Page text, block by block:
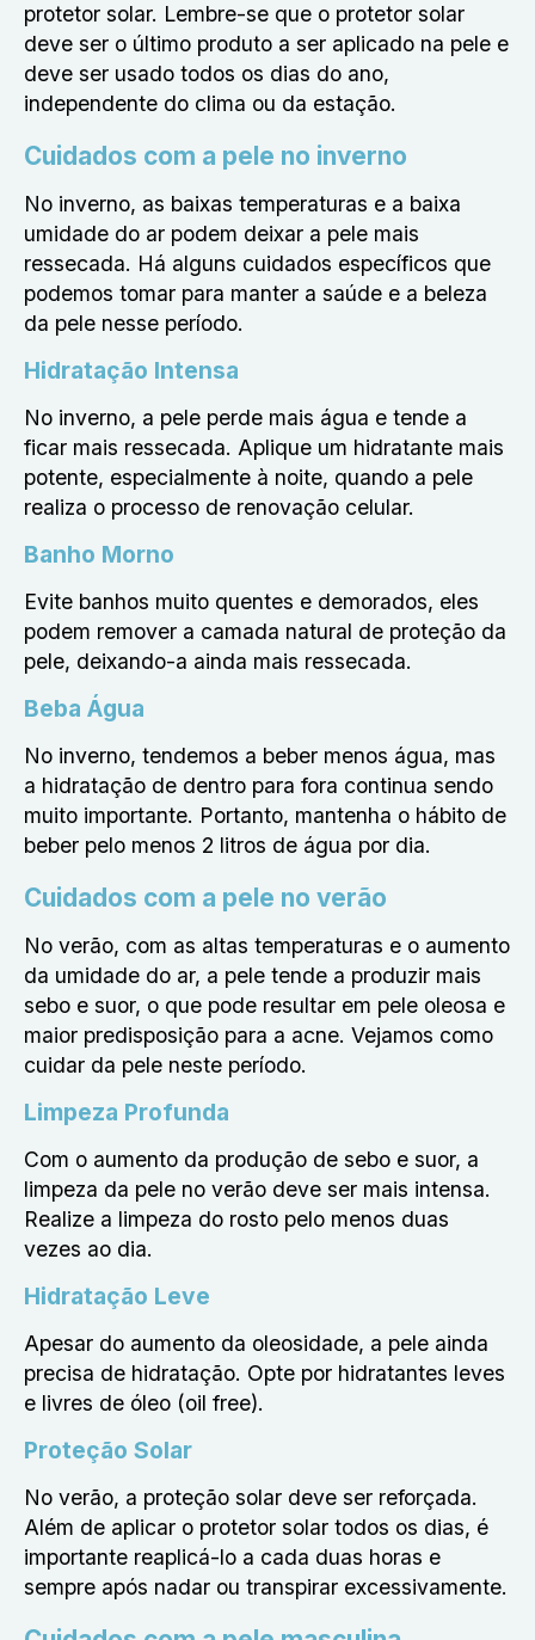
protetor solar. Lembre-se que o protetor solar
deve ser o último produto a ser aplicado na pele e
deve ser usado todos os dias do ano,
independente do clima ou da estação.
Cuidados com a pele no inverno
No inverno, as baixas temperaturas e a baixa
umidade do ar podem deixar a pele mais
ressecada. Há alguns cuidados específicos que
podemos tomar para manter a saúde e a beleza
da pele nesse período.
Hidratação Intensa
No inverno, a pele perde mais água e tende a
ficar mais ressecada. Aplique um hidratante mais
potente, especialmente à noite, quando a pele
realiza o processo de renovação celular.
Banho Morno
Evite banhos muito quentes e demorados, eles
podem remover a camada natural de proteção da
pele, deixando-a ainda mais ressecada.
Beba Água
No inverno, tendemos a beber menos água, mas
a hidratação de dentro para fora continua sendo
muito importante. Portanto, mantenha o hábito de
beber pelo menos 2 litros de água por dia.
Cuidados com a pele no verão
No verão, com as altas temperaturas e o aumento
da umidade do ar, a pele tende a produzir mais
sebo e suor, o que pode resultar em pele oleosa e
maior predisposição para a acne. Vejamos como
cuidar da pele neste período.
Limpeza Profunda
Com o aumento da produção de sebo e suor, a
limpeza da pele no verão deve ser mais intensa.
Realize a limpeza do rosto pelo menos duas
vezes ao dia.
Hidratação Leve
Apesar do aumento da oleosidade, a pele ainda
precisa de hidratação. Opte por hidratantes leves
e livres de óleo (oil free).
Proteção Solar
No verão, a proteção solar deve ser reforçada.
Além de aplicar o protetor solar todos os dias, é
importante reaplicá-lo a cada duas horas e
sempre após nadar ou transpirar excessivamente.